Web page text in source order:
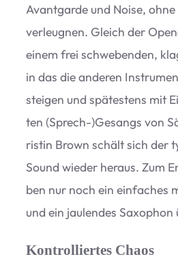
Avant­garde und Noise,
ver­leug­nen. Gleich der
einem frei schwe­ben­den,
in das die ande­ren
stei­gen und spä­tes­tens mit
ten (Sprech-)Gesangs von
ris­tin Brown schält sich der
Sound wie­der her­aus. Zum
ben nur noch ein ein­fa­ches
und ein jau­len­des Saxo­phon
Kontrolliertes Chaos